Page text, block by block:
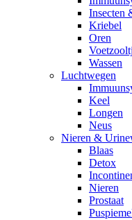
Insecten
Kriebel
Oren
Wassen
Luchtwegen
Keel
Longen
Neus
Nieren &
Blaas
Detox
Nieren
Prostaat